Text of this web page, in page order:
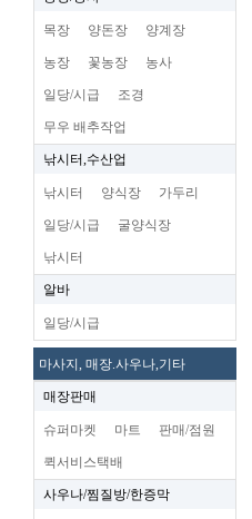
목장 양돈장 양계장
농장 꽃농장 농사
일당/시급 조경
무우 배추작업
낚시터,수산업
낚시터 양식장 가두리
일당/시급 굴양식장
낚시터
알바
일당/시급
마사지, 매장.사우나,기타
매장판매
슈퍼마켓 마트 판매/점원
퀵서비스택배
사우나/찜질방/한증막